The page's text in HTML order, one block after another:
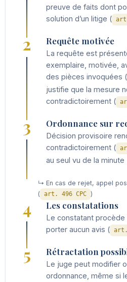
preuve de faits dont
solution d’un litige (
2 Requête motivée
La requête est
exemplaire, motivée,
des pièces invoquées (
justifie que la mesure
contradictoirement (
3 Ordonnance sur
Décision provisoire
contradictoirement (
au seul vu de la minute
↳ En cas de rejet, appel
( art. 496 CPC )
4 Les constatations
Le constatant procède
porter aucun avis ( art.
5 Rétractation
Le juge peut modifier
ordonnance, même si